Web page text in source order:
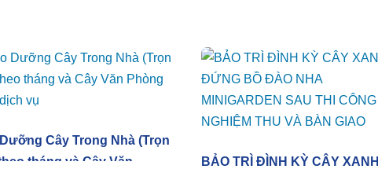
Cây Trong Nhà (Trọn
tháng và Cây Văn
BẢO TRÌ ĐÌNH KỲ CÂY XANH